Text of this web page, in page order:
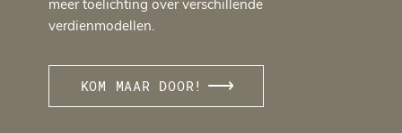
meer toelichting over verschillende
verdienmodellen.
KOM MAAR DOOR!